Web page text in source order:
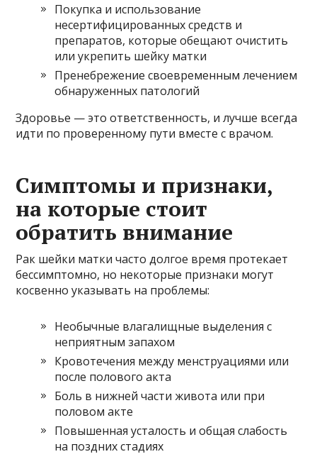
Покупка и использование
несертифицированных средств и
препаратов, которые обещают очистить
или укрепить шейку матки
Пренебрежение своевременным лечением
обнаруженных патологий
Здоровье — это ответственность, и лучше всегда
идти по проверенному пути вместе с врачом.
Симптомы и признаки,
на которые стоит
обратить внимание
Рак шейки матки часто долгое время протекает
бессимптомно, но некоторые признаки могут
косвенно указывать на проблемы:
Необычные влагалищные выделения с
неприятным запахом
Кровотечения между менструациями или
после полового акта
Боль в нижней части живота или при
половом акте
Повышенная усталость и общая слабость
на поздних стадиях